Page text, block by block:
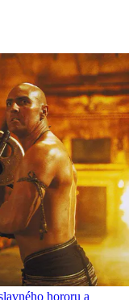
hororu a